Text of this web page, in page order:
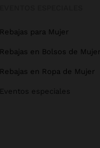
Rebajas para Mujer
Rebajas en Bolsos de Mujer
Rebajas en Ropa de Mujer
Eventos especiales